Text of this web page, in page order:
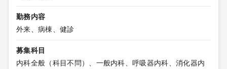
勤務内容
外来、病棟、健診
募集科目
内科全般（科目不問）、一般内科、呼吸器内科、消化器内